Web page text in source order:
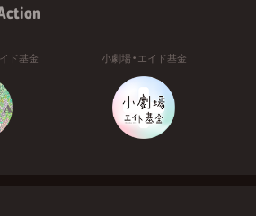
ド基金 小劇場・エイド基金